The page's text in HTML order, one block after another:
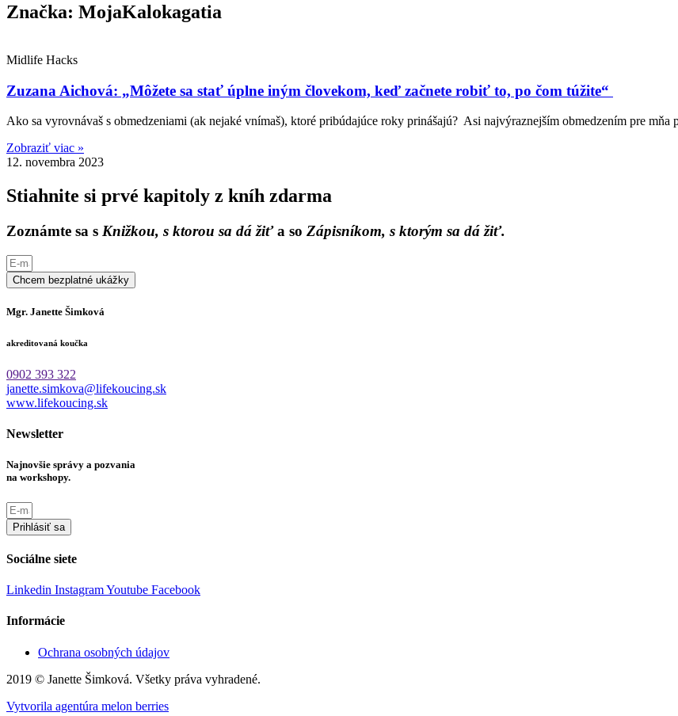
Značka: MojaKalokagatia
Midlife Hacks
Zuzana Aichová: „Môžete sa stať úplne iným človekom, keď začnete robiť to, po čom túžite“
Ako sa vyrovnávaš s obmedzeniami (ak nejaké vnímaš), ktoré pribúdajúce roky prinášajú? Asi najvýraznejším obmedzením pre mňa
Zobraziť viac »
12. novembra 2023
Stiahnite si prvé kapitoly z kníh zdarma
Zoznámte sa s Knižkou, s ktorou sa dá žiťa so Zápisníkom, s ktorým sa dá žiť.
Chcem bezplatné ukážky
Mgr. Janette Šimková
akreditovaná koučka
0902 393 322
janette.simkova@lifekoucing.sk
www.lifekoucing.sk
Newsletter
Najnovšie správy a pozvania
na workshopy.
Prihlásiť sa
Sociálne siete
Linkedin InstagramYoutube Facebook
Informácie
Ochrana osobných údajov
2019 © Janette Šimková. Všetky práva vyhradené.
Vytvorila agentúra melon berries